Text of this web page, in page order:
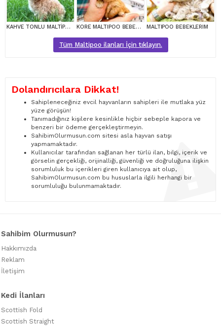
KAHVE TONLU MALTİPOO CİNSİ YAVRULAR KORE MALTIPOO BEBEKLERIM MALTIPOO BEBEKLERIM
Tüm Maltipoo ilanları İçin tıklayın.
Dolandırıcılara Dikkat!
Sahipleneceğiniz evcil hayvanların sahipleri ile mutlaka yüz
yüze görüşün!
Tanımadığınız kişilere kesinlikle hiçbir sebeple kapora ve
benzeri bir ödeme gerçekleştirmeyin.
SahibimOlurmusun.com sitesi asla hayvan satışı
yapmamaktadır.
Kullanıcılar tarafından sağlanan her türlü ilan, bilgi, içerik ve
görselin gerçekliği, orijinalliği, güvenliği ve doğruluğuna ilişkin
sorumluluk bu içerikleri giren kullanıcıya ait olup,
SahibimOlurmusun.com bu hususlarla ilgili herhangi bir
sorumluluğu bulunmamaktadır.
Sahibim Olurmusun?
Hakkımızda
Reklam
İletişim
Kedi İlanları
Scottish Fold
Scottish Straight